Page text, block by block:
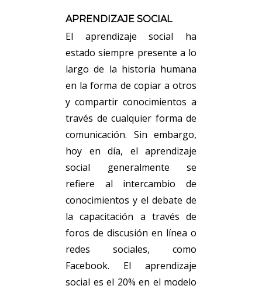
APRENDIZAJE SOCIAL
El aprendizaje social ha
estado siempre presente a lo
largo de la historia humana
en la forma de copiar a otros
y compartir conocimientos a
través de cualquier forma de
comunicación. Sin embargo,
hoy en día, el aprendizaje
social generalmente se
refiere al intercambio de
conocimientos y el debate de
la capacitación a través de
foros de discusión en línea o
redes sociales, como
Facebook. El aprendizaje
social es el 20% en el modelo